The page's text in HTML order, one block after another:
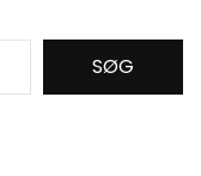
SØG